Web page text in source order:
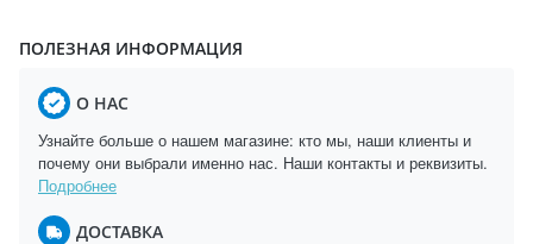
ПОЛЕЗНАЯ ИНФОРМАЦИЯ
О НАС
Узнайте больше о нашем магазине: кто мы, наши клиенты и
почему они выбрали именно нас. Наши контакты и реквизиты.
Подробнее
ДОСТАВКА